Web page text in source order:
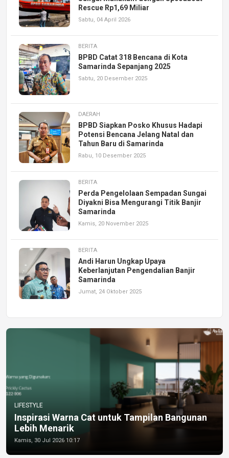
Rescue Rp1,69 Miliar
Sabtu, 04 April 2026
BERITA
BPBD Catat 318 Bencana di Kota
Samarinda Sepanjang 2025
Sabtu, 20 Desember 2025
DAERAH
BPBD Siapkan Posko Khusus Hadapi
Potensi Bencana Jelang Natal dan
Tahun Baru di Samarinda
Rabu, 10 Desember 2025
BERITA
Perda Pengelolaan Sempadan Sungai
Diyakni Bisa Mengurangi Titik Banjir
Samarinda
Kamis, 20 November 2025
BERITA
Andi Harun Ungkap Upaya
Keberlanjutan Pengendalian Banjir
Samarinda
Jumat, 24 Oktober 2025
LIFESTYLE
Inspirasi Warna Cat untuk Tampilan Bangunan
Lebih Menarik
Kamis, 30 Jul 2026 10:17